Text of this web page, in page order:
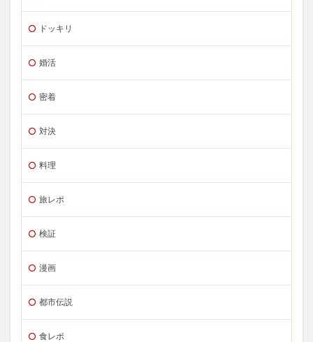
ドッキリ
婚活
密着
対決
料理
旅レポ
検証
漫画
都市伝説
食レポ